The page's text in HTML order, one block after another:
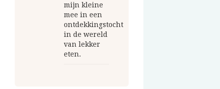
mijn kleine
mee in een
ontdekkingstocht
in de wereld
van lekker
eten.